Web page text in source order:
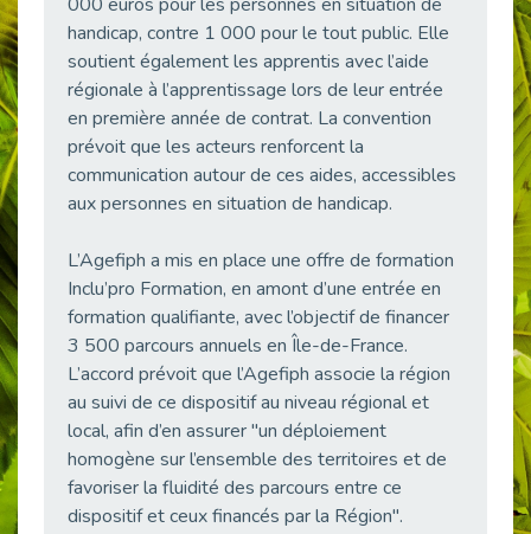
Transition Écologique : Les Cap Emploi 75,92 et 93 s’engagent pour un Numérique Responsable
Publié le 11/04/2026
Publié le 11/04/2026
"Dois-je préciser que je suis handicapé sur mon CV?"
Publié le 03/04/2026
Avril, mois de l’accompagnement dans l’emploi avec Cap emploi.
Publié le 01/04/2026
Publié le 31/03/2026
Publié le 31/03/2026
CDD de reconversion : un nouveau contrat pour sécuriser le changement de métier.
Publié le 30/03/2026
handicap, contre 1 000 pour le tout public. Elle
soutient également les apprentis avec l’aide
régionale à l’apprentissage lors de leur entrée
en première année de contrat. La convention
prévoit que les acteurs renforcent la
communication autour de ces aides, accessibles
aux personnes en situation de handicap.
L’Agefiph a mis en place une offre de formation
Inclu’pro Formation, en amont d’une entrée en
formation qualifiante, avec l’objectif de financer
3 500 parcours annuels en Île-de-France.
L’accord prévoit que l’Agefiph associe la région
au suivi de ce dispositif au niveau régional et
local, afin d’en assurer "un déploiement
homogène sur l’ensemble des territoires et de
favoriser la fluidité des parcours entre ce
dispositif et ceux financés par la Région".